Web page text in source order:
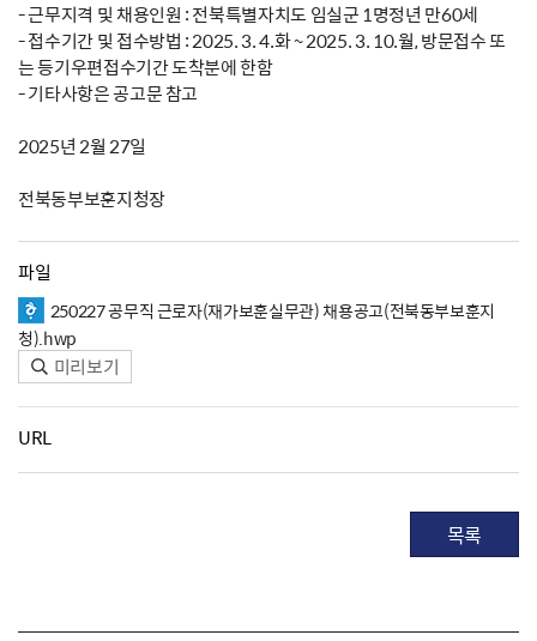
- 근무지격 및 채용인원 : 전북특별자치도 임실군 1명정년 만60세
- 접수기간 및 접수방법 : 2025. 3. 4.화 ~ 2025. 3. 10.월, 방문접수 또
는 등기우편접수기간 도착분에 한함
- 기타사항은 공고문 참고
2025년 2월 27일
전북동부보훈지청장
파일
250227 공무직 근로자(재가보훈실무관) 채용공고(전북동부보훈지
청).hwp
미리보기
URL
목록